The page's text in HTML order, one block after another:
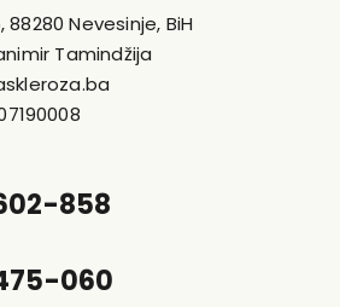
858
060
Nevesinje, BiH
Tamindžija